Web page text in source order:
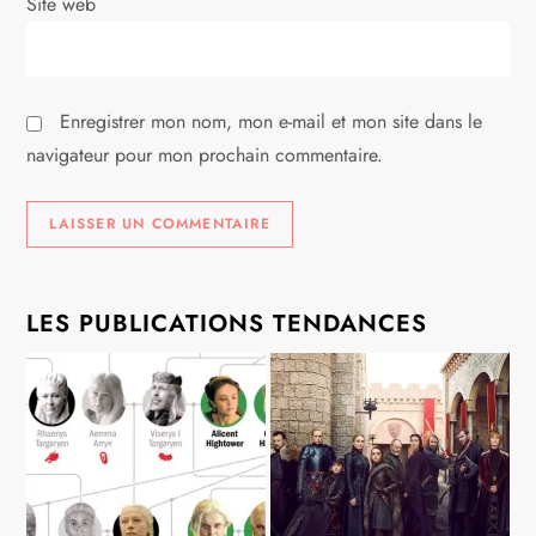
i
l
e
Enregistrer mon nom, mon e-mail et mon site dans le
navigateur pour mon prochain commentaire.
LES PUBLICATIONS TENDANCES